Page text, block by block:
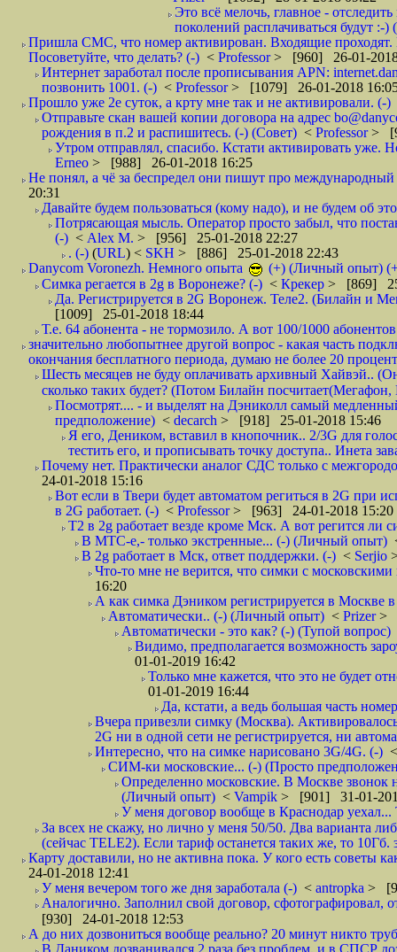
Это всё мелочь, главное -
поколений расплачиваться будут :-)
Пришла СМС, что номер активирован. Входящие проходят.
Посоветуйте, что делать? (-) < Professor> [960] 26-01-
Интернет заработал после прописывания APN:
позвонить 1001. (-) < Professor> [1079] 26-01-2018
Прошло уже 2е суток, а крту мне так и не активировали. (-)
Отправьте скан вашей копии договора на адрес
рождения в п.2 и распишитесь. (-) (Совет) < Professor>
Утром отправлял, спасибо. Кстати активировать уже.
Erneo > [988] 26-01-2018 16:25
Не понял, а чё за беспредел они пишут про
20:31
Давайте будем пользоваться (кому надо), и не будем об
Потрясающая мысль. Оператор просто забыл, что
(-) < Alex M. > [956] 25-01-2018 22:27
. (-) (URL) < SKH > [886] 25-01-2018 22:43
Danycom Voronezh. Немного опыта
(+) (Личный опыт)
Симка регается в 2g в Воронеже? (-) < Крекер > [869]
Да. Регистрируется в 2G Воронеж. Теле2. (Билайн и
[1009] 25-01-2018 18:44
Т.е. 64 абонента - не тормозило. А вот 100/1000
значительно любопытнее другой вопрос - какая часть
окончания бесплатного периода, думаю не более 20
Шесть месяцев не буду оплачивать архивный Хайвэй..
сколько таких будет? (Потом Билайн
Посмотрят.... - и выделят на Дэниколл самый
предположение) < decarch > [918] 25-01-2018 15:46
Я его, Деником, вставил в кнопочник.. 2/3G для
тестить его, и прописывать точку доступа.. Инета
Почему нет. Практически аналог СДС только с
24-01-2018 15:16
Вот если в Твери будет автоматом региться в 2G при
в 2G работает. (-) < Professor> [963] 24-01-2018 15:20
T2 в 2g работает везде кроме Мск. А вот регится
В МТС-е,- только экстренные... (-) (Личный опыт)
В 2g работает в Мск, ответ поддержки. (-) < Serjio
Что-то мне не верится, что симки с
16:20
А как симка Дэником регистрируется в Москве
Автоматически.. (-) (Личный опыт) < Prizer>
Автоматически - это как? (-) (Тупой вопрос)
Видимо, предполагается возможность
01-01-2019 16:42
Только мне кажется, что это не будет
01-01-2019 16:44
Да, кстати, а ведь большая часть
Вчера привезли симку (Москва).
2G ни в одной сети не регистрируется, ни
Интересно, что на симке нарисовано 3G/4G. (-)
СИМ-ки московские... (-) (Просто
Определенно московские. В Москве звонок
(Личный опыт) < Vampik > [901] 31-01-
У меня договор вообще в Краснодар
За всех не скажу, но лично у меня 50/50. Два варианта
(сейчас TELE2). Если тариф останется таких же, то
Карту доставили, но не активна пока. У кого есть советы
24-01-2018 12:41
У меня вечером того же дня заработала (-) < antropka >
Аналогично. Заполнил свой договор,
[930] 24-01-2018 12:53
А до них дозвониться вообще реально? 20 минут никто
В Даником дозванивался 2 раза без проблем, и в СПСР